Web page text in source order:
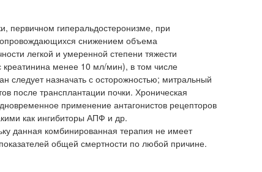
первичном гиперальдостеронизме, при
снижением объема
легкой и умеренной степени тяжести
креатинина менее 10 мл/мин), в том числе
следует назначать с осторожностью; митральный
после трансплантации почки. Хроническая
применение антагонистов рецепторов
как ингибиторы АПФ и др.
данная комбинированная терапия не имеет
общей смертности по любой причине.